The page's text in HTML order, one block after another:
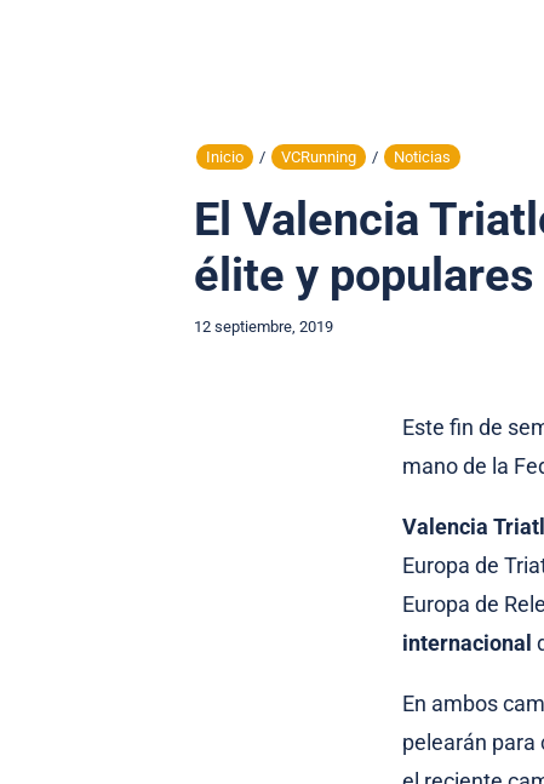
Inicio / VCRunning / Noticias
El Valencia
élite y populares
12 septiembre, 2019
Este fin de
mano de la
Valencia
Europa de
Europa de
internacional
En ambos
pelearán para